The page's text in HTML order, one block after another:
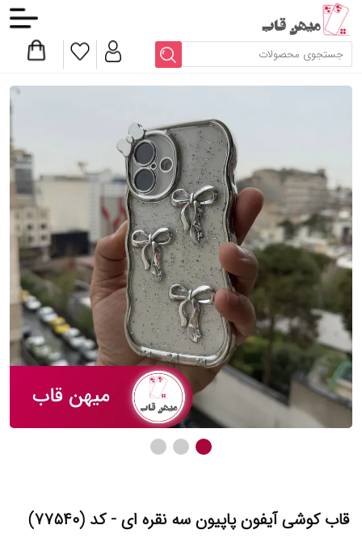
قاب کوشی آیفون پاپیون سه نقره ای - کد (۷۷۵۴۰)